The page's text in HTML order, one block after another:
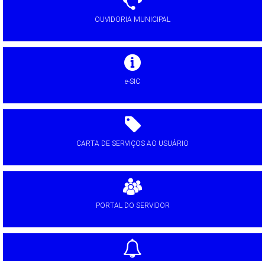
OUVIDORIA MUNICIPAL
e-SIC
CARTA DE SERVIÇOS AO USUÁRIO
PORTAL DO SERVIDOR